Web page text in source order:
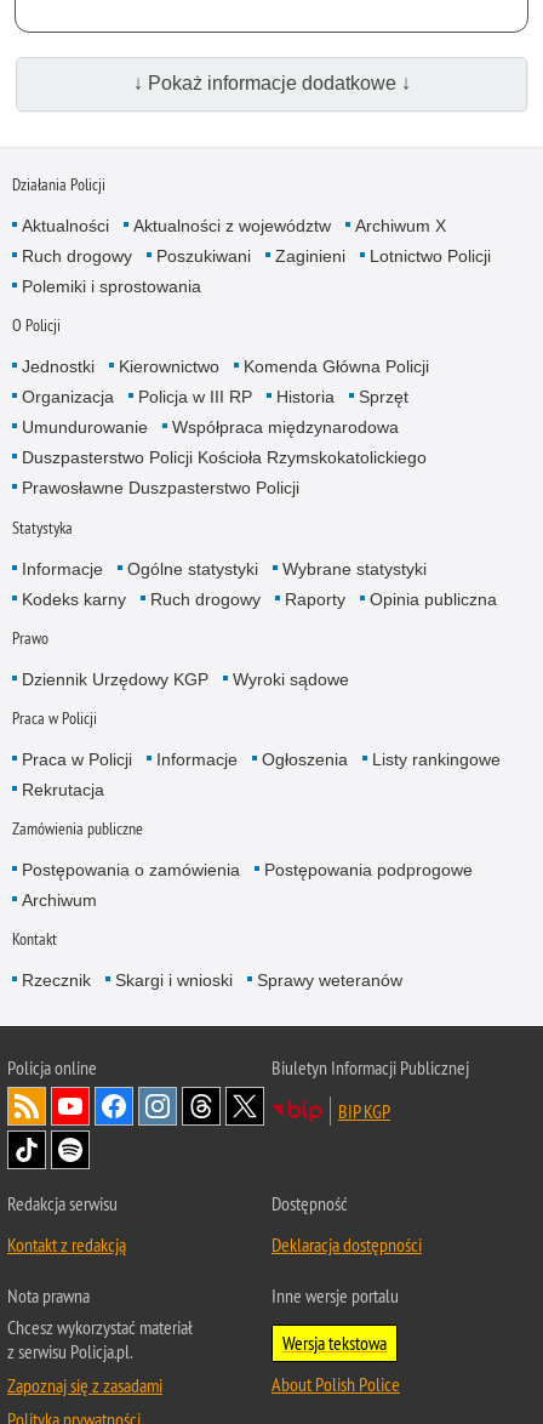
↓ Pokaż informacje dodatkowe ↓
Działania Policji
Aktualności Aktualności z województw
Archiwum X
Ruch drogowy
Poszukiwani Zaginieni
Lotnictwo Policji
Polemiki i sprostowania
O Policji
Jednostki Kierownictwo
Komenda Główna Policji
Organizacja
Policja w III RP Historia
Sprzęt
Umundurowanie
Współpraca międzynarodowa
Duszpasterstwo Policji Kościoła Rzymskokatolickiego
Prawosławne Duszpasterstwo Policji
Statystyka
Informacje Ogólne statystyki
Wybrane statystyki
Kodeks karny
Ruch drogowy Raporty Opinia publiczna
Prawo
Dziennik Urzędowy KGP Wyroki sądowe
Praca w Policji
Praca w Policji Informacje Ogłoszenia
Listy rankingowe
Rekrutacja
Zamówienia publiczne
Postępowania o zamówienia
Postępowania podprogowe
Archiwum
Kontakt
Rzecznik Skargi i wnioski Sprawy weteranów
Policjaonline
Biuletyn Informacji Publicznej
BIP KGP
Redakcja serwisu
Kontakt z redakcją
Dostępność
Deklaracja dostępności
Nota prawna
Chcesz wykorzystać materiał
z serwisu Policja.pl.
Zapoznaj się z zasadami
Polityka prywatności
Inne wersje portalu
Wersja tekstowa
About Polish Police